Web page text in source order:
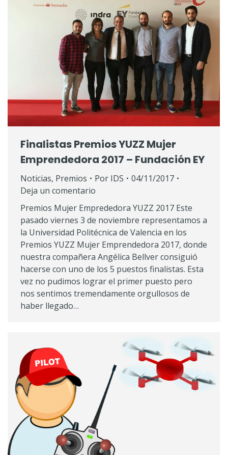
Finalistas Premios YUZZ Mujer
Emprendedora 2017 – Fundación EY
Noticias, Premios Por IDS
04/11/2017
Deja un comentario
Premios Mujer Emprededora YUZZ 2017 Este
pasado viernes 3 de noviembre representamos a
la Universidad Politécnica de Valencia en los
Premios YUZZ Mujer Emprendedora 2017, donde
nuestra compañera Angélica Bellver consiguió
hacerse con uno de los 5 puestos finalistas. Esta
vez no pudimos lograr el primer puesto pero
nos sentimos tremendamente orgullosos de
haber llegado…